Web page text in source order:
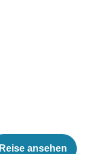
Reise ansehen